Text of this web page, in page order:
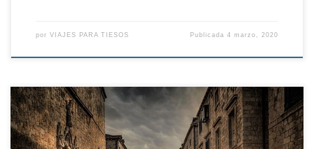
por VIAJES PARA TIESOS Publicada4 marzo, 2020
HAZ TU RESERVA DE VACACIONES DE VERANO SIN GASTOS DE